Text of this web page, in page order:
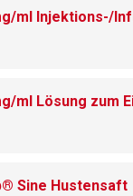
ml Injektions-/
ml Lösung zum
Sine Hustensaft
der externen
Ebenso
Zurück zur rote-